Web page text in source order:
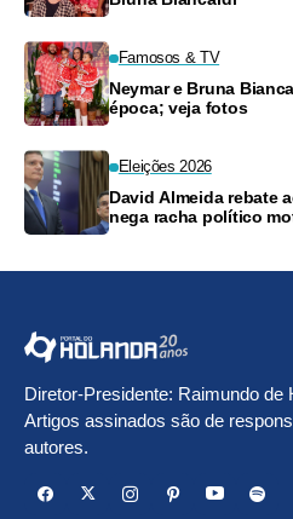
Famosos & TV
Neymar e Bruna
época; veja fotos
Eleições 2026
David Almeida rebate
nega racha político
Diretor-Presidente: Raimundo de
Artigos assinados são de
autores.